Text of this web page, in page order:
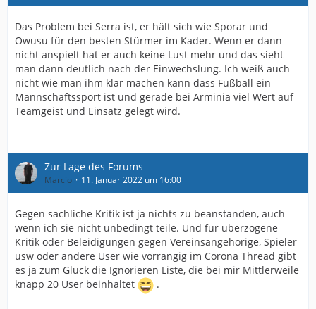
Das Problem bei Serra ist, er hält sich wie Sporar und
Owusu für den besten Stürmer im Kader. Wenn er dann
nicht anspielt hat er auch keine Lust mehr und das sieht
man dann deutlich nach der Einwechslung. Ich weiß auch
nicht wie man ihm klar machen kann dass Fußball ein
Mannschaftssport ist und gerade bei Arminia viel Wert auf
Teamgeist und Einsatz gelegt wird.
Zur Lage des Forums
Marcio 11. Januar 2022 um 16:00
Gegen sachliche Kritik ist ja nichts zu beanstanden, auch
wenn ich sie nicht unbedingt teile. Und für überzogene
Kritik oder Beleidigungen gegen Vereinsangehörige, Spieler
usw oder andere User wie vorrangig im Corona Thread gibt
es ja zum Glück die Ignorieren Liste, die bei mir Mittlerweile
knapp 20 User beinhaltet
.